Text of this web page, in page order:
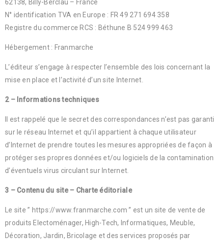
62138, Billy-Berclau – France
N° identification TVA en Europe : FR 49 271 694 358
Registre du commerce RCS : Béthune B 524 999 463
Hébergement : Franmarche
L’éditeur s’engage à respecter l’ensemble des lois concernant la
mise en place et l’activité d’un site Internet.
2 – Informations techniques
Il est rappelé que le secret des correspondances n’est pas garanti
sur le réseau Internet et qu’il appartient à chaque utilisateur
d’Internet de prendre toutes les mesures appropriées de façon à
protéger ses propres données et/ou logiciels de la contamination
d’éventuels virus circulant sur Internet.
3 – Contenu du site – Charte éditoriale
Le site ” https://www.franmarche.com ” est un site de vente de
produits Electoménager, High-Tech, Informatiques, Meuble,
Décoration, Jardin, Bricolage et des services proposés par